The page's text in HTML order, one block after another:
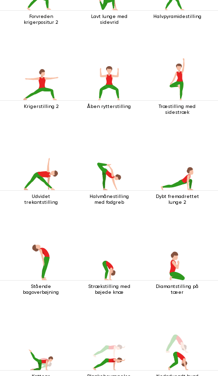
Forvreden
krigerpositur 2
Lavt lunge med
sidevrid
Halvpyramidestilling
Krigerstilling 2 Åben rytterstilling
Træstilling med
sidestræk
Udvidet
trekantstilling
Halvmånestilling
med fodgreb
Dybt fremadrettet
lunge 2
Stående
bagoverbøjning
Strækstilling med
bøjede knæ
Diamantstilling på
tæer